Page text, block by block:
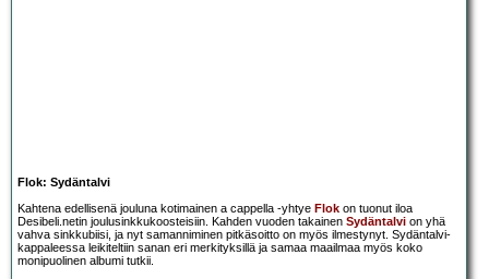
Flok: Sydäntalvi
Kahtena edellisenä jouluna kotimainen a cappella -yhtye Flok on tuonut iloa
Desibeli.netin joulusinkkukoosteisiin. Kahden vuoden takainen Sydäntalvi on yhä
vahva sinkkubiisi, ja nyt samanniminen pitkäsoitto on myös ilmestynyt. Sydäntalvi-
kappaleessa leikiteltiin sanan eri merkityksillä ja samaa maailmaa myös koko
monipuolinen albumi tutkii.